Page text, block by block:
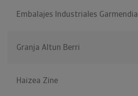
Embalajes Industriales Garmendia
Granja Altun Berri
Haizea Zine